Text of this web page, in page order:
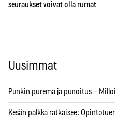
seuraukset voivat olla rumat
Uusimmat
Punkin purema ja punoitus –
Kesän palkka ratkaisee: